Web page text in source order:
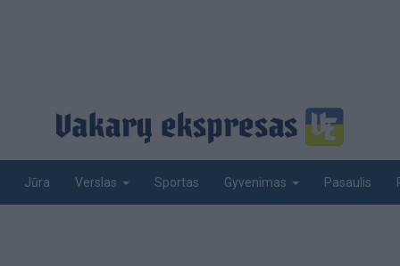
Jūra Verslas Sportas Gyvenimas Pasaulis